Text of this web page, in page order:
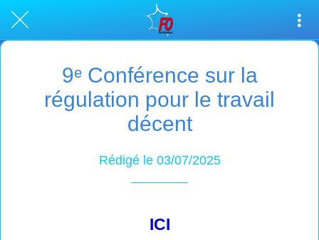
9ᵉ Conférence sur la
régulation pour le travail
décent
Rédigé le 03/07/2025
ICI